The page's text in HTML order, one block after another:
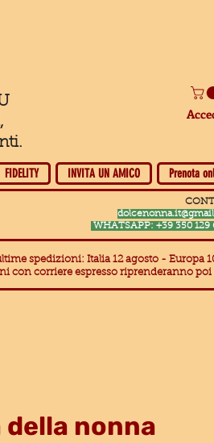
FIDELITY INVITA UN AMICO Prenota
WHATSAPP: +39 350 129
spedizioni: Italia 12 agosto - Europa
con corriere espresso riprenderanno poi
della nonna